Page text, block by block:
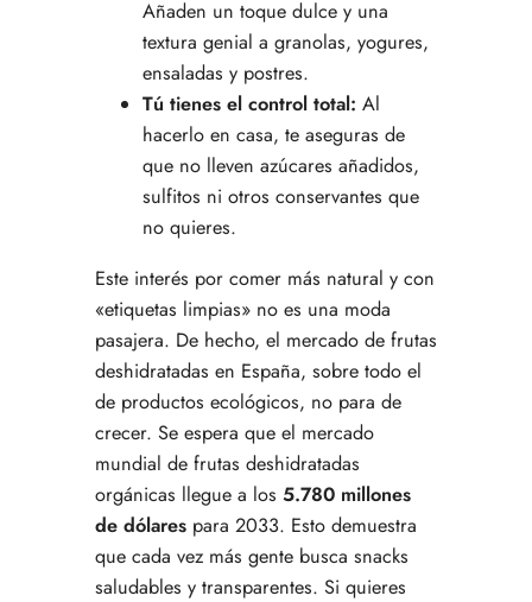
Añaden un toque dulce y una
textura genial a granolas, yogures,
ensaladas y postres.
Tú tienes el control total: Al
hacerlo en casa, te aseguras de
que no lleven azúcares añadidos,
sulfitos ni otros conservantes que
no quieres.
Este interés por comer más natural y con
«etiquetas limpias» no es una moda
pasajera. De hecho, el mercado de frutas
deshidratadas en España, sobre todo el
de productos ecológicos, no para de
crecer. Se espera que el mercado
mundial de frutas deshidratadas
orgánicas llegue a los 5.780 millones
de dólares para 2033. Esto demuestra
que cada vez más gente busca snacks
saludables y transparentes. Si quieres